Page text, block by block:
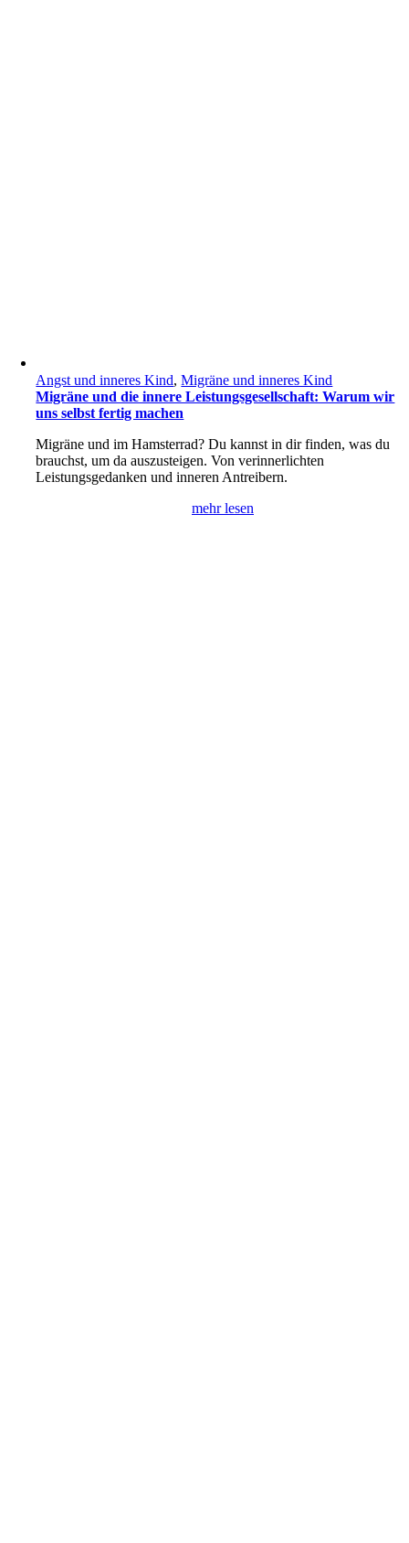
Angst und inneres Kind,Migräne und inneres Kind
Migräne und die innere Leistungsgesellschaft: Warum wir
uns selbst fertig machen
Migräne und im Hamsterrad? Du kannst in dir finden, was du
brauchst, um da auszusteigen. Von verinnerlichten
Leistungsgedanken und inneren Antreibern.
mehr lesen